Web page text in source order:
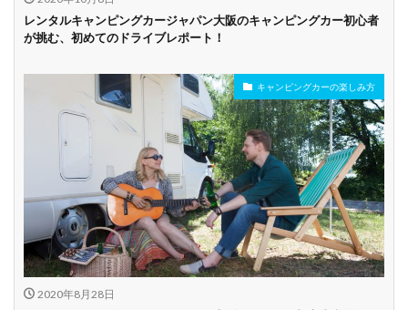
レンタルキャンピングカージャパン大阪のキャンピングカー初心者
が挑む、初めてのドライブレポート！
キャンピングカーの楽しみ方
2020年8月28日